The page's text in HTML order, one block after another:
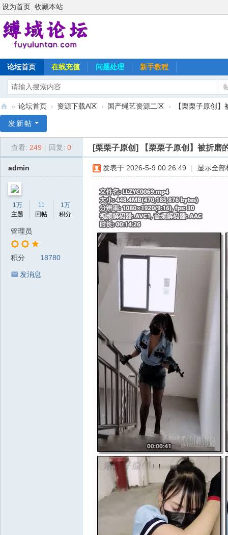
设为首页 收藏本站
论坛首页 在线充值 问题处理 新手教程
域
» 论坛首页 › 资源下载A区 › 国产绳艺资源二区 › 【栗栗子原创
发新帖
查看: 249 回复: 0 [栗栗子原创] 【栗栗子原创】被折
admin
1万
主题
11
回帖
1万
积分
管理员
积分 18780
发消息
发表于 2026-5-9 00:26:49 显示全部